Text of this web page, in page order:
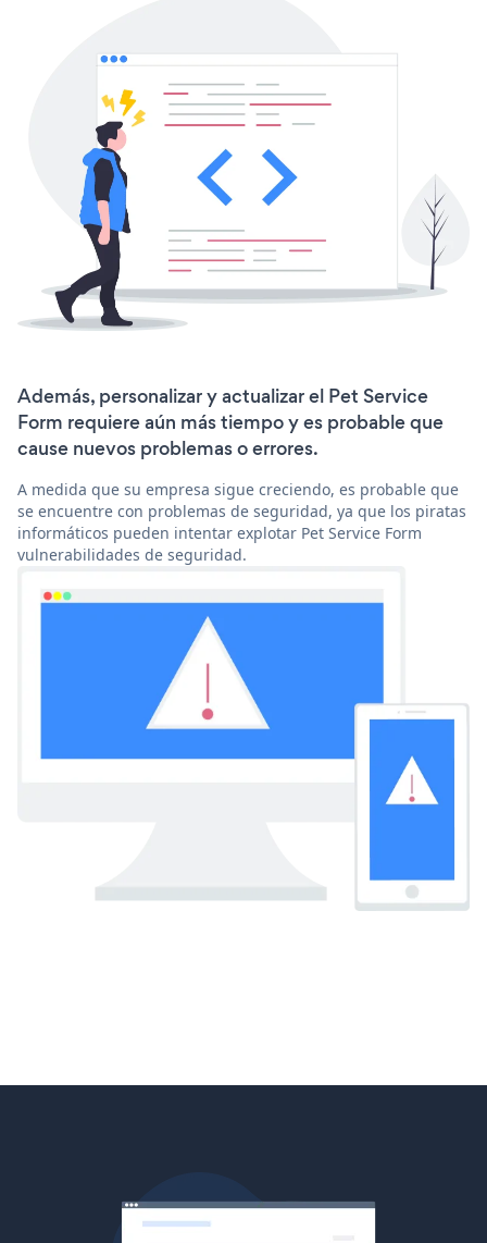
Además, personalizar y actualizar el Pet Service
Form requiere aún más tiempo y es probable que
cause nuevos problemas o errores.
A medida que su empresa sigue creciendo, es probable que
se encuentre con problemas de seguridad, ya que los piratas
informáticos pueden intentar explotar Pet Service Form
vulnerabilidades de seguridad.